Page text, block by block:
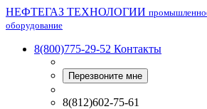
НЕФТЕГАЗ ТЕХНОЛОГИИ
оборудование
8(800)775-29-52 Контакты
Перезвоните мне
8(812)602-75-61